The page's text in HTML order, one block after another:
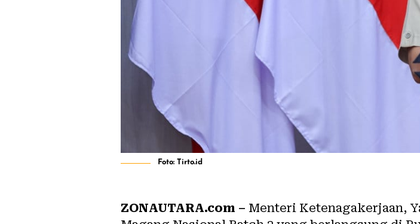
Foto: Tirto.id
ZONAUTARA.com – Menteri Ketenagakerjaan,